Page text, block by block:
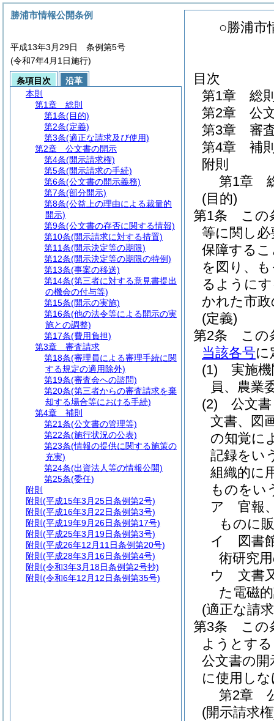
○勝浦市
目次
第1章
総
第2章
公
第3章
審
第4章
補
附則
第1章
(目的)
第1条
この
等に関し
保障する
を図り、
るように
かれた市
(定義)
第2条
この
当該各号に
(1)
実施
員、農業
(2)
公文
文書、図
の知覚に
記録をい
組織的に
ものをい
ア
官報
ものに
イ
図書
術研究
ウ
文書
た電磁
(適正な請
第3条
この
ようとす
公文書の
に使用し
第2章
(開示請求
勝浦市情報公開条例
平成13年3月29日 条例第5号
(令和7年4月1日施行)
条項目次
沿革
本則
第1章
総則
第1条(目的)
第2条(定義)
第3条(適正な請求及び使用)
第2章
公文書の開示
第4条(開示請求権)
第5条(開示請求の手続)
第6条(公文書の開示義務)
第7条(部分開示)
第8条(公益上の理由による裁量的
開示)
第9条(公文書の存否に関する情報)
第10条(開示請求に対する措置)
第11条(開示決定等の期限)
第12条(開示決定等の期限の特例)
第13条(事案の移送)
第14条(第三者に対する意見書提出
の機会の付与等)
第15条(開示の実施)
第16条(他の法令等による開示の実
施との調整)
第17条(費用負担)
第3章
審査請求
第18条(審理員による審理手続に関
する規定の適用除外)
第19条(審査会への諮問)
第20条(第三者からの審査請求を棄
却する場合等における手続)
第4章
補則
第21条(公文書の管理等)
第22条(施行状況の公表)
第23条(情報の提供に関する施策の
充実)
第24条(出資法人等の情報公開)
第25条(委任)
附則
附則 (平成15年3月25日条例第2号)
附則 (平成16年3月22日条例第3号)
附則 (平成19年9月26日条例第17号)
附則 (平成25年3月19日条例第3号)
附則 (平成26年12月11日条例第20号)
附則 (平成28年3月16日条例第4号)
附則 (令和3年3月18日条例第2号抄)
附則 (令和6年12月12日条例第35号)